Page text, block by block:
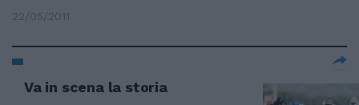
22/05/2011
Va in scena la storia